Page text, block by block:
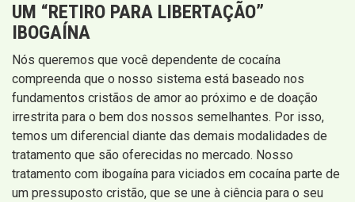
UM “RETIRO PARA LIBERTAÇÃO”
IBOGAÍNA
Nós queremos que você dependente de cocaína
compreenda que o nosso sistema está baseado nos
fundamentos cristãos de amor ao próximo e de doação
irrestrita para o bem dos nossos semelhantes. Por isso,
temos um diferencial diante das demais modalidades de
tratamento que são oferecidas no mercado. Nosso
tratamento com ibogaína para viciados em cocaína parte de
um pressuposto cristão, que se une à ciência para o seu